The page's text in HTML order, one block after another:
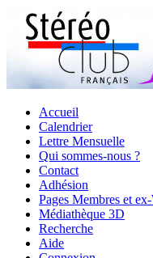
Accueil
Calendrier
Lettre Mensuelle
Qui sommes-nous ?
Contact
Adhésion
Pages Membres et
Médiathèque 3D
Recherche
Aide